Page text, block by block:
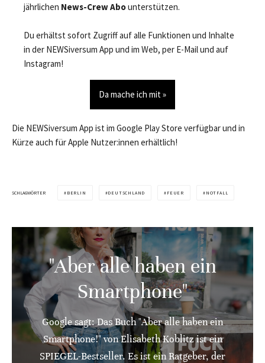
jährlichen News-Crew Abounterstützen.
Du erhältst sofort Zugriff auf alle Funktionen und Inhalte
in der NEWSiversum App und im Web, per E-Mail und auf
Instagram!
Da mache ich mit »
Die NEWSiversum App ist im Google Play Store verfügbar und in
Kürze auch für Apple Nutzer:innen erhältlich!
SCHLAGWÖRTER BERLIN DEUTSCHLAND FEUER NOTFALL
"Aber alle haben ein
Smartphone"
Google sagt: Das Buch "Aber alle haben ein
Smartphone!" von Elisabeth Koblitz ist ein
SPIEGEL-Bestseller. Es ist ein Ratgeber, der